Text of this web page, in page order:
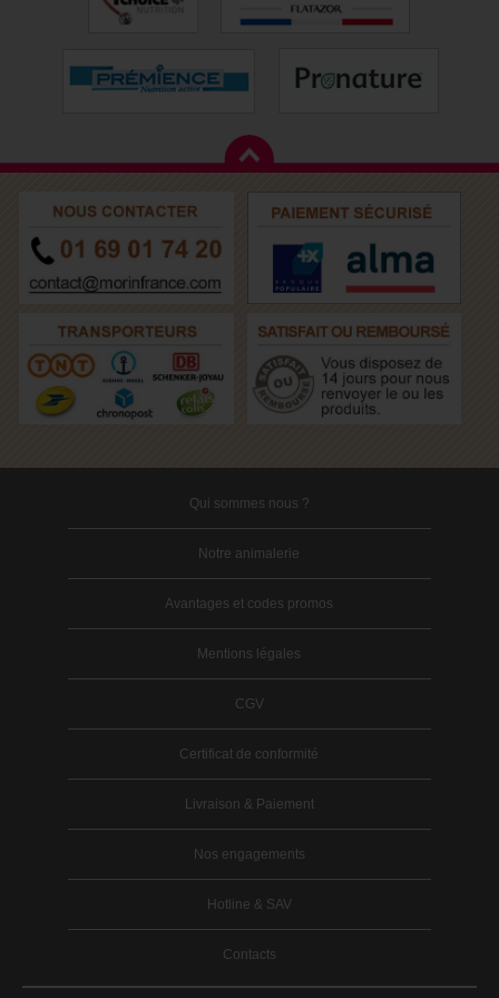
Qui sommes nous ?
Notre animalerie
Avantages et codes promos
Mentions légales
CGV
Certificat de conformité
Livraison & Paiement
Nos engagements
Hotline & SAV
Contacts